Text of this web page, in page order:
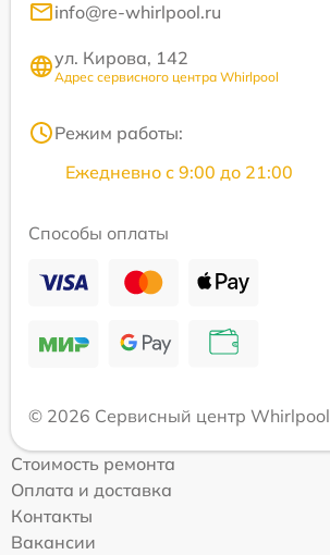
info@re-whirlpool.ru
ул. Кирова, 142
Адрес сервисного центра Whirlpool
Режим работы:
Ежедневно с 9:00 до 21:00
Способы оплаты
© 2026 Сервисный центр Whirlpool
Стоимость ремонта
Оплата и доставка
Контакты
Вакансии